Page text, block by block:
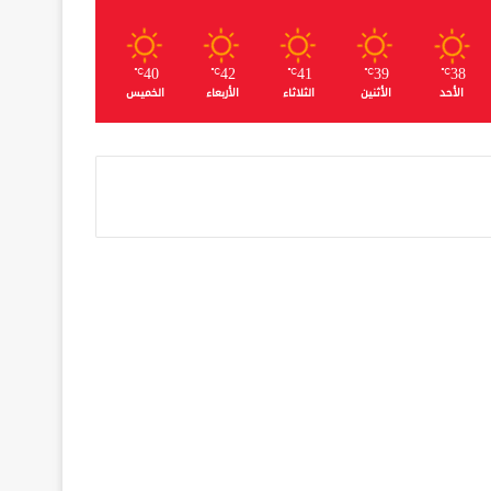
38
℃
الأحد
39
℃
الأثنين
41
℃
الثلاثاء
42
℃
الأربعاء
40
℃
الخميس